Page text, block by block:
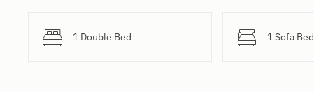
1 Double Bed 1 Sofa Bed